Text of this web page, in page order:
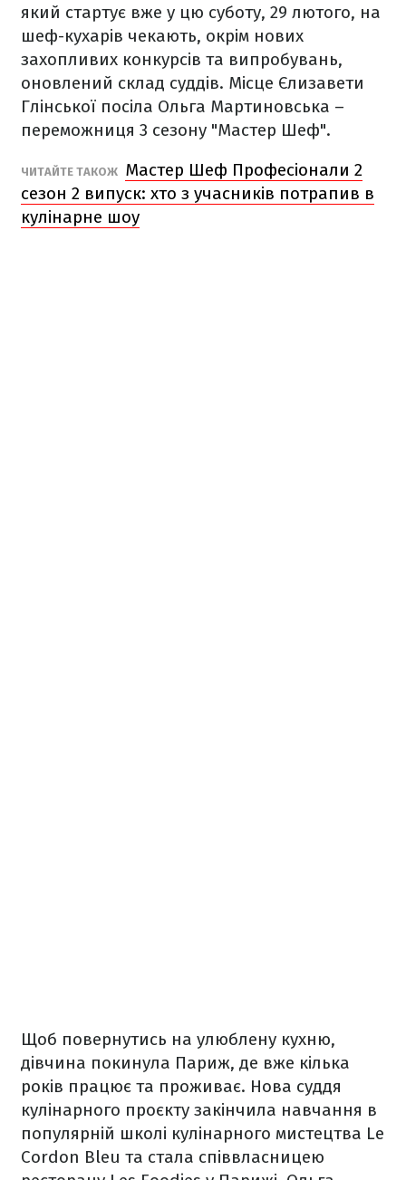
який стартує вже у цю суботу, 29 лютого, на
шеф-кухарів чекають, окрім нових
захопливих конкурсів та випробувань,
оновлений склад суддів. Місце Єлизавети
Глінської посіла Ольга Мартиновська –
переможниця 3 сезону "Мастер Шеф".
ЧИТАЙТЕ ТАКОЖ Мастер Шеф Професіонали 2
сезон 2 випуск: хто з учасників потрапив в
кулінарне шоу
Щоб повернутись на улюблену кухню,
дівчина покинула Париж, де вже кілька
років працює та проживає. Нова суддя
кулінарного проєкту закінчила навчання в
популярній школі кулінарного мистецтва Le
Cordon Bleu та стала співвласницею